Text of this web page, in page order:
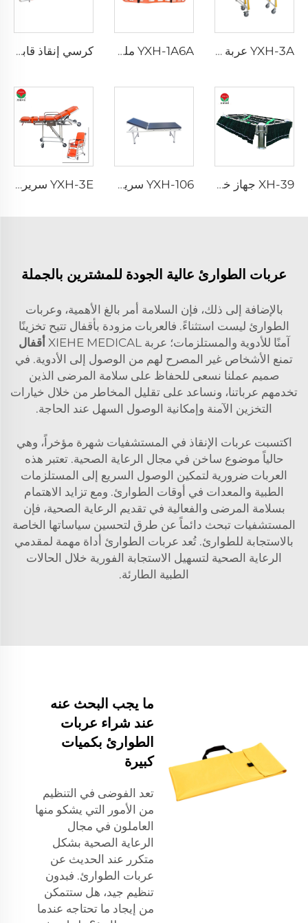
YXH-3A عربة سرير إسعاف قابلة للطي من سبيكة الألمنيوم YXH-1A6A ملقط لوحة العمود الفقري مع أحزمة العنكبوت كرسي إنقاذ قابل للطي من الألمنيوم طراز YXH-1N(C)
XH-39 جهاز خفض النعش المصنوع من الفولاذ المقاوم للصدأ YXH-106 سرير فحص رش الحديد المستخدم في المستشفى YXH-3E سرير إسعافي قابل للتعديل
عربات الطوارئ عالية الجودة للمشترين بالجملة
بالإضافة إلى ذلك، فإن السلامة أمر بالغ الأهمية، وعربات
الطوارئ ليست استثناءً. فالعربات مزودة بأقفال تتيح تخزينًا
آمنًا للأدوية والمستلزمات؛ عربة XIEHE MEDICAL
أقفال
تمنع الأشخاص غير المصرح لهم من الوصول إلى الأدوية. في
صميم عملنا نسعى للحفاظ على سلامة المرضى الذين
تخدمهم عرباتنا، ونساعد على تقليل المخاطر من خلال خيارات
التخزين الآمنة وإمكانية الوصول السهل عند الحاجة.
اكتسبت عربات الإنقاذ في المستشفيات شهرة مؤخراً، وهي
حالياً موضوع ساخن في مجال الرعاية الصحية. تعتبر هذه
العربات ضرورية لتمكين الوصول السريع إلى المستلزمات
الطبية والمعدات في أوقات الطوارئ. ومع تزايد الاهتمام
بسلامة المرضى والفعالية في تقديم الرعاية الصحية، فإن
المستشفيات تبحث دائماً عن طرق لتحسين سياساتها الخاصة
بالاستجابة للطوارئ. تُعد عربات الطوارئ أداة مهمة لمقدمي
الرعاية الصحية لتسهيل الاستجابة الفورية خلال الحالات
الطبية الطارئة.
ما يجب البحث عنه
عند شراء عربات
الطوارئ بكميات
كبيرة
تعد الفوضى في التنظيم
من الأمور التي يشكو منها
العاملون في مجال
الرعاية الصحية بشكل
متكرر عند الحديث عن
عربات الطوارئ. فبدون
تنظيم جيد، هل ستتمكن
من إيجاد ما تحتاجه عندما